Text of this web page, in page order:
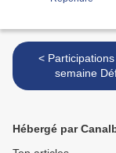
< Participations 5ème
semaine
Hébergé par